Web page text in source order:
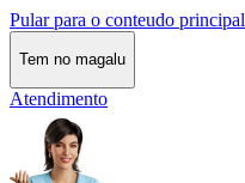
Pular para o conteudo principal
Tem no magalu
Atendimento